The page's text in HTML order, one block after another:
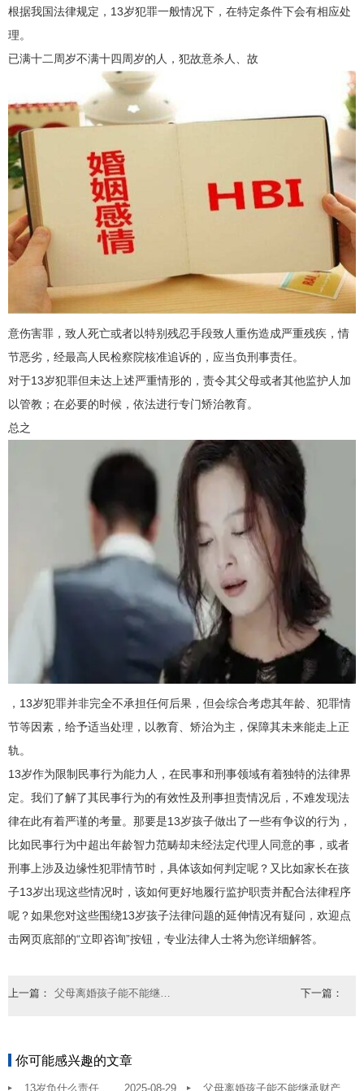
根据我国法律规定，13岁犯罪一般情况下，在特定条件下会有相应处
理。
已满十二周岁不满十四周岁的人，犯故意杀人、故
意伤害罪，致人死亡或者以特别残忍手段致人重伤造成严重残疾，情
节恶劣，经最高人民检察院核准追诉的，应当负刑事责任。
对于13岁犯罪但未达上述严重情形的，责令其父母或者其他监护人加
以管教；在必要的时候，依法进行专门矫治教育。
总之
，13岁犯罪并非完全不承担任何后果，但会综合考虑其年龄、犯罪情
节等因素，给予适当处理，以教育、矫治为主，保障其未来能走上正
轨。
13岁作为限制民事行为能力人，在民事和刑事领域有着独特的法律界
定。我们了解了其民事行为的有效性及刑事担责情况后，不难发现法
律在此有着严谨的考量。那要是13岁孩子做出了一些有争议的行为，
比如民事行为中超出年龄智力范畴却未经法定代理人同意的事，或者
刑事上涉及边缘性犯罪情节时，具体该如何判定呢？又比如家长在孩
子13岁出现这些情况时，该如何更好地履行监护职责并配合法律程序
呢？如果您对这些围绕13岁孩子法律问题的延伸情况有疑问，欢迎点
击网页底部的“立即咨询”按钮，专业法律人士将为您详细解答。
上一篇： 父母离婚孩子能不能继承财产 下一篇：
你可能感兴趣的文章
13岁负什么责任 2025-08-29 父母离婚孩子能不能继承财产